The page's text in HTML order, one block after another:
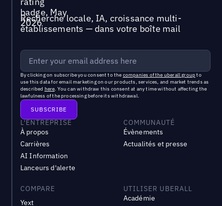
Recherche locale, IA, croissance multi-
établissements — dans votre boîte mail
By clicking on subscribe you consent to the companies of the uberall groupto
use this data for email marketing on our products, services, and market trends as
described here. You can withdraw this consent at any time without affecting the
lawfulness of the processing before its withdrawal.
L'ENTREPRISE
À propos
Carrières
AI Information
Lanceurs d'alerte
COMMUNAUTÉ
Évènements
Actualités et presse
COMPARE
Yext
UTILISER UBERALL
Académie